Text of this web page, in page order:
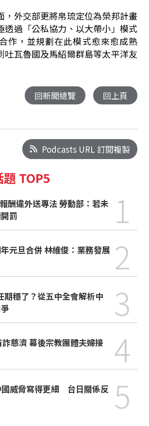
，外交部更將帛琉定位為榮邦計畫
透過「公私協力、以大帶小」模式
作，並規劃在此模式愈來愈成熟
吐瓦魯國及馬紹爾群島等太平洋友
回新聞總覽 回上頁
Podcasts URL 訂閱複製
TOP5
酬違外送專法 勞動部：若未
罰
1
元旦合併 林維俊：業務發展 2
3
慈濟 幕後宗教團體夫婦接
4
國威脅寫得更細 台日關係反 5